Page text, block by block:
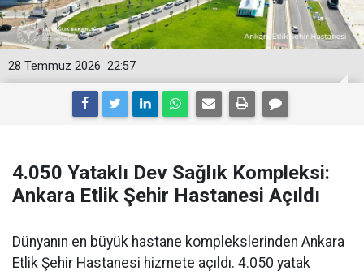
22:57
28 Temmuz 2026
4.050 Yataklı Dev Sağlık Kompleksi:
Ankara Etlik Şehir Hastanesi Açıldı
Dünyanın en büyük hastane komplekslerinden Ankara
Etlik Şehir Hastanesi hizmete açıldı. 4.050 yatak